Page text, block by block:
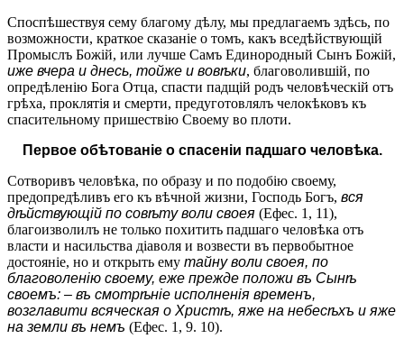
Споспѣшествуя сему благому дѣлу, мы предлагаемъ здѣсь, по
возможности, краткое сказаніе о томъ, какъ вседѣйствующій
Промыслъ Божій, или лучше Самъ Единородный Сынъ Божій,
иже вчера и днесь, тойже и вовѣки, благоволившій, по
опредѣленію Бога Отца, спасти падщій родъ человѣческій отъ
грѣха, проклятія и смерти, предуготовлялъ челокѣковъ къ
спасительному пришествію Своему во плоти.
Первое обѣтованіе о спасеніи падшаго человѣка.
Сотворивъ человѣка, по образу и по подобію своему,
предопредѣливъ его къ вѣчной жизни, Господь Богъ, вся
дѣйствующій по совѣту воли своея (Ефес. 1, 11),
благоизволилъ не только похитить падшаго человѣка отъ
власти и насильства діаволя и возвести въ первобытное
достояніе, но и открыть ему тайну воли своея, по
благоволенію своему, еже прежде положи въ Сынѣ
своемъ: – въ смотрѣніе исполненія временъ,
возглавити всяческая о Христѣ, яже на небесѣхъ и яже
на земли въ немъ (Ефес. 1, 9. 10).